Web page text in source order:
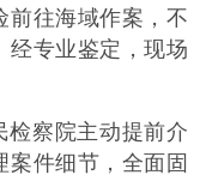
前往海域作案，不
经专业鉴定，现场
检察院主动提前介
案件细节，全面固